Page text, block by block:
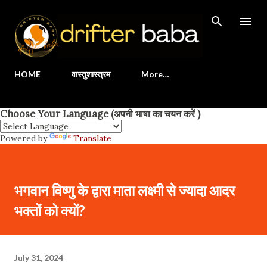
HOME वास्तुशास्त्रम More…
Choose Your Language (अपनी भाषा का चयन करें )
Powered by Translate
भगवान विष्णु के द्वारा माता लक्ष्मी से ज्यादा आदर
भक्तों को क्यों?
July 31, 2024